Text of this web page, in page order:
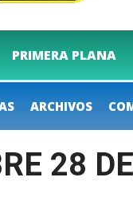
PRIMERA PLANA
ARCHIVOS
28